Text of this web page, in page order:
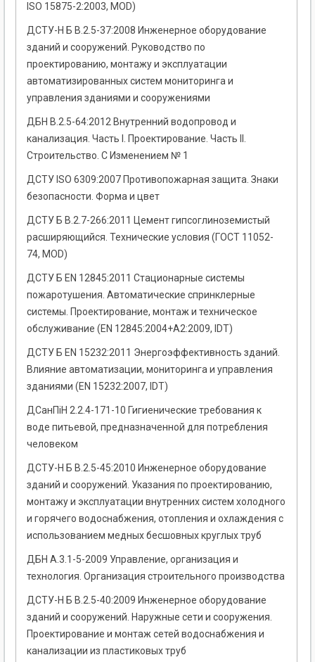
ISO 15875-2:2003, MOD)
ДСТУ-Н Б В.2.5-37:2008 Инженерное оборудование
зданий и сооружений. Руководство по
проектированию, монтажу и эксплуатации
автоматизированных систем мониторинга и
управления зданиями и сооружениями
ДБН В.2.5-64:2012 Внутренний водопровод и
канализация. Часть I. Проектирование. Часть II.
Строительство. С Изменением № 1
ДСТУ ISO 6309:2007 Противопожарная защита. Знаки
безопасности. Форма и цвет
ДСТУ Б В.2.7-266:2011 Цемент гипсоглиноземистый
расширяющийся. Технические условия (ГОСТ 11052-
74, MOD)
ДСТУ Б EN 12845:2011 Стационарные системы
пожаротушения. Автоматические спринклерные
системы. Проектирование, монтаж и техническое
обслуживание (EN 12845:2004+A2:2009, IDT)
ДСТУ Б EN 15232:2011 Энергоэффективность зданий.
Влияние автоматизации, мониторинга и управления
зданиями (EN 15232:2007, IDT)
ДСанПіН 2.2.4-171-10 Гигиенические требования к
воде питьевой, предназначенной для потребления
человеком
ДСТУ-Н Б В.2.5-45:2010 Инженерное оборудование
зданий и сооружений. Указания по проектированию,
монтажу и эксплуатации внутренних систем холодного
и горячего водоснабжения, отопления и охлаждения с
использованием медных бесшовных круглых труб
ДБН А.3.1-5-2009 Управление, организация и
технология. Организация строительного производства
ДСТУ-Н Б В.2.5-40:2009 Инженерное оборудование
зданий и сооружений. Наружные сети и сооружения.
Проектирование и монтаж сетей водоснабжения и
канализации из пластиковых труб